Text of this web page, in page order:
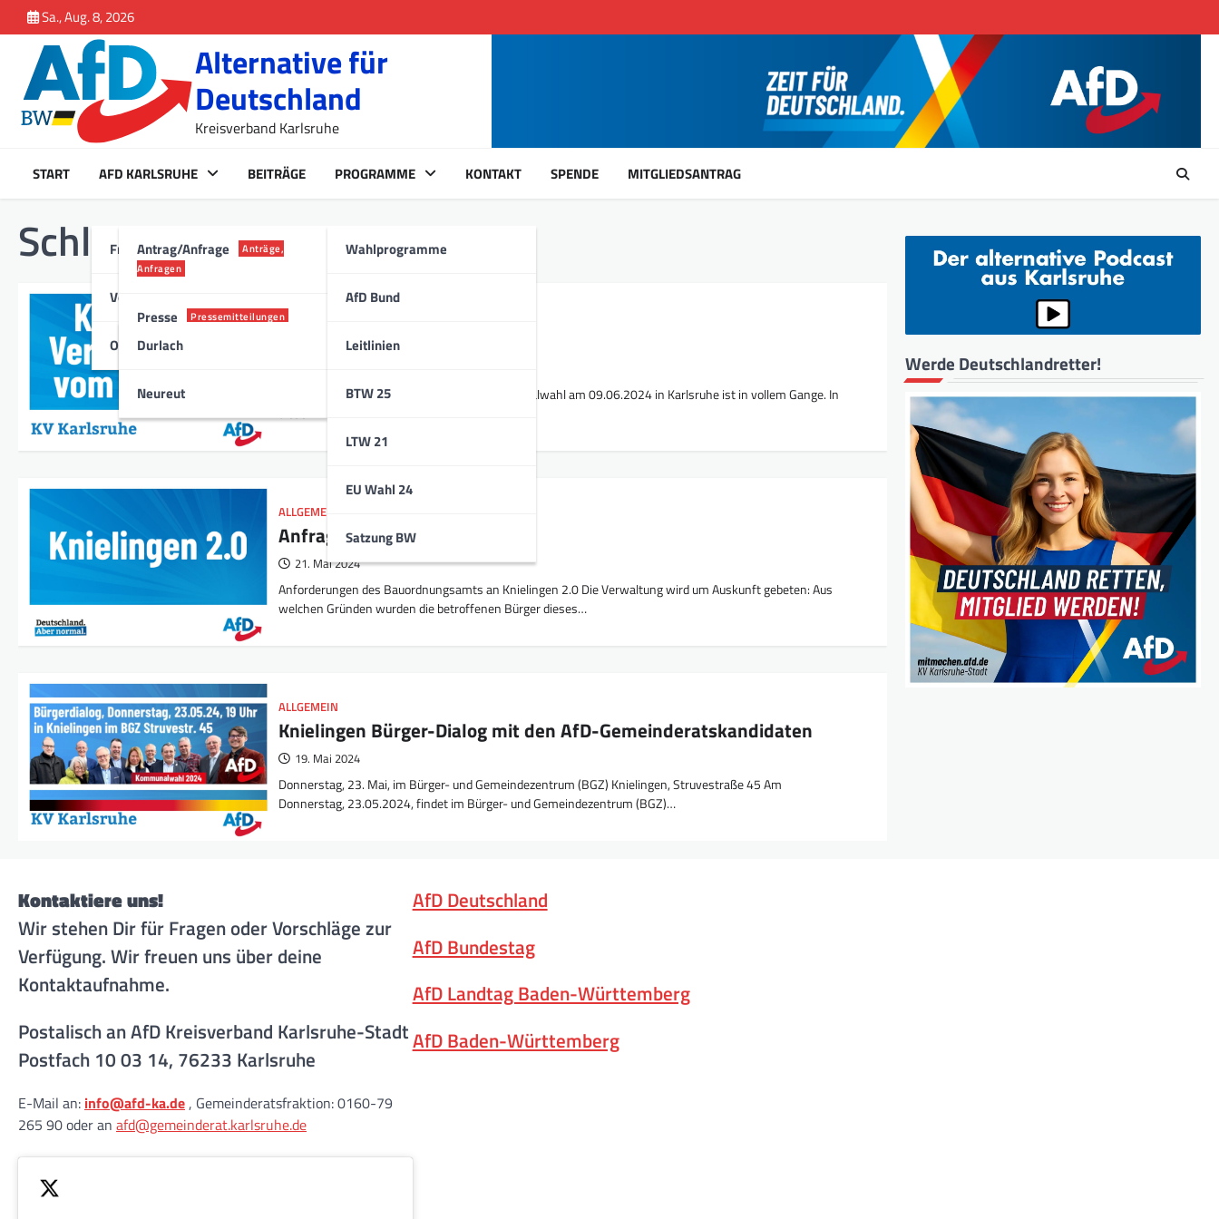
springen
to
content
Sa., Aug. 8, 2026
Alternative für
Deutschland
Kreisverband Karlsruhe
START AFD KARLSRUHE
Fraktion Karlsruhe
Antrag/Anfrage
Anträge,
Anfragen
Presse Pressemitteilungen
Vorstand
Ortsverband
Durlach
Neureut
BEITRÄGE PROGRAMME
Wahlprogramme
AfD Bund
Leitlinien
BTW 25
LTW 21
EU Wahl 24
Satzung BW
KONTAKT SPENDE MITGLIEDSANTRAG
Schlagwort:Knielingen
ALLGEMEIN
Knielingen 23.05.24
Die Vorstellung der Kandidaten für die Kommunalwahl am 09.06.2024 in Karlsruhe ist in vollem Gange. In
diesem Video sehen sie…
ALLGEMEIN
Anfrage zu Knielingen 2.0
21. Mai 2024
Anforderungen des Bauordnungsamts an Knielingen 2.0 Die Verwaltung wird um Auskunft gebeten: Aus
welchen Gründen wurden die betroffenen Bürger dieses…
ALLGEMEIN
Knielingen Bürger-Dialog mit den AfD-Gemeinderatskandidaten
19. Mai 2024
Donnerstag, 23. Mai, im Bürger- und Gemeindezentrum (BGZ) Knielingen, Struvestraße 45 Am
Donnerstag, 23.05.2024, findet im Bürger- und Gemeindezentrum (BGZ)…
Werde Deutschlandretter!
Kontaktiere uns!
Wir stehen Dir für Fragen oder Vorschläge zur
Verfügung. Wir freuen uns über deine
Kontaktaufnahme.
Postalisch an AfD Kreisverband Karlsruhe-Stadt
Postfach 10 03 14, 76233 Karlsruhe
E-Mail an: info@afd-ka.de, Gemeinderatsfraktion: 0160-79
265 90 oder an afd@gemeinderat.karlsruhe.de
AfD Deutschland
AfD Bundestag
AfD Landtag Baden-Württemberg
AfD Baden-Württemberg